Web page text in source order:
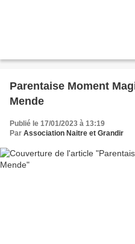
Parentaise Moment
Mende
Publié le 17/01/2023 à 13:19
Par Association Naitre et Grandir